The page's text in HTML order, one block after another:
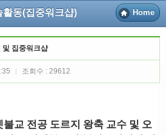
활동(집중워크샵) Home
집중워크샵
조회수 : 29612
교 전공 도르지 왕축 교수 및 오